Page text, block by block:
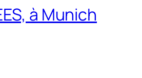
à Munich